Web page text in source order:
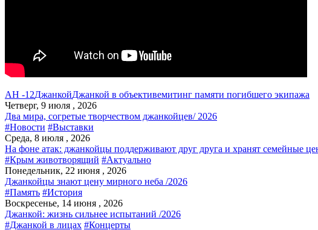
АН -12ДжанкойДжанкой в объективемитинг памяти погибшего экипажа
Четверг, 9 июля , 2026
Два мира, согретые творчеством джанкойцев/ 2026
#Новости #Выставки
Среда, 8 июля , 2026
На фоне атак: джанкойцы поддерживают друг друга и хранят семейные
#Крым животворящий #Актуально
Понедельник, 22 июня , 2026
Джанкойцы знают цену мирного неба /2026
#Память #История
Воскресенье, 14 июня , 2026
Джанкой: жизнь сильнее испытаний /2026
#Джанкой в лицах #Концерты